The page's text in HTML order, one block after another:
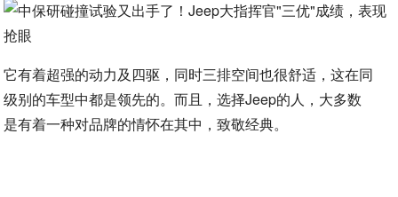
它有着超强的动力及四驱，同时三排空间也很舒适，这在同
级别的车型中都是领先的。而且，选择Jeep的人，大多数
是有着一种对品牌的情怀在其中，致敬经典。